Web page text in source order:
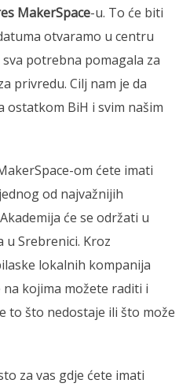
MakerSpace-u. To će biti
otvaramo u centru
potrebna pomagala za
privredu. Cilj nam je da
ostatkom BiH i svim našim
om ćete imati
od najvažnijih
će se održati u
u Srebrenici. Kroz
lokalnih kompanija
kojima možete raditi i
to što nedostaje ili što može
za vas gdje ćete imati